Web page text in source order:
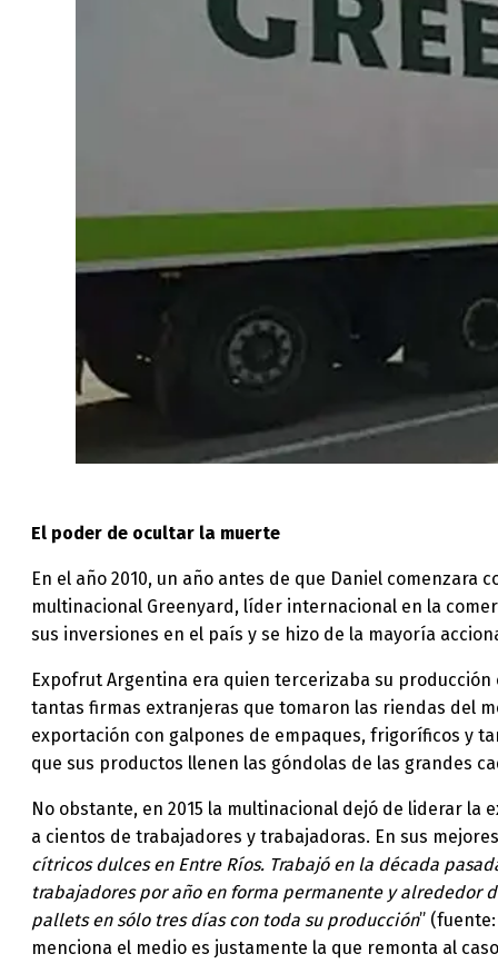
El poder de ocultar la muerte
En el año 2010, un año antes de que Daniel
multinacional Greenyard, líder internacional en la
sus inversiones en el país y se hizo de la mayoría
Expofrut Argentina era quien tercerizaba su
tantas firmas extranjeras que tomaron las riendas del
exportación con galpones de empaques, frigoríficos y
que sus productos llenen las góndolas de las grandes
No obstante, en 2015 la multinacional dejó de liderar
a cientos de trabajadores y trabajadoras. En sus
cítricos dulces en Entre Ríos. Trabajó en la década
trabajadores por año en forma permanente y alrededor
pallets en sólo tres días con toda su producción”
menciona el medio es justamente la que remonta al